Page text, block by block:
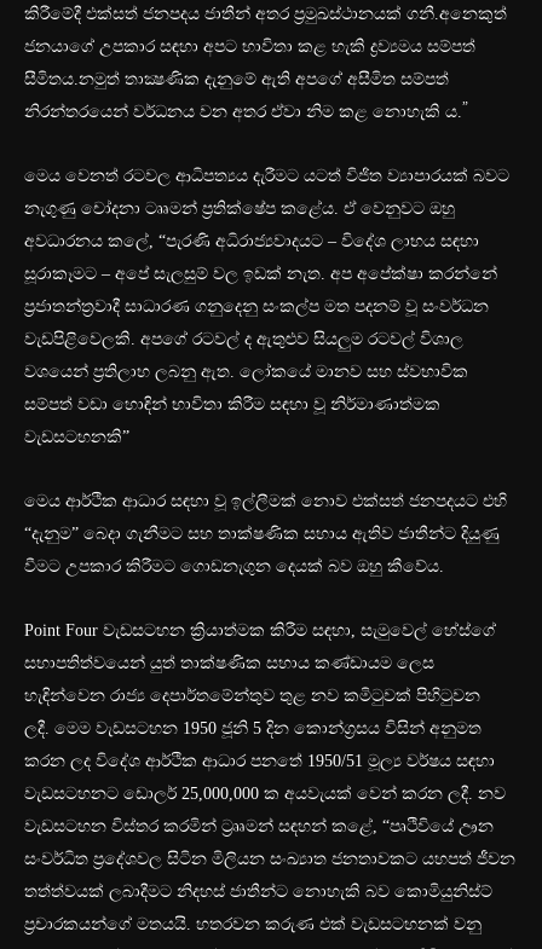
කිරීමේදී එක්සත් ජනපදය ජාතීන් අතර ප්‍රමුඛස්ථානයක් ගනී.අනෙකුත්
ජනයාගේ උපකාර සඳහා අපට භාවිතා කළ හැකි ද්‍රව්‍යමය සම්පත්
සීමිතය.නමුත් තාක්‍ෂණික දැනුමේ ඇති අපගේ අසීමිත සම්පත්
නිරන්තරයෙන් වර්ධනය වන අතර ඒවා නිම කළ නොහැකි ය. ”
මෙය වෙනත් රටවල ආධිපත්‍යය දැරීමට යටත් විජිත ව්‍යාපාරයක් බවට
නැගුණු චෝදනා ටෲමන් ප්‍රතික්ෂේප කළේය. ඒ වෙනුවට ඔහු
අවධාරනය කලේ, “පැරණි අධිරාජ්‍යවාදයට – විදේශ ලාභය සඳහා
සූරාකෑමට – අපේ සැලසුම් වල ඉඩක් නැත. අප අපේක්ෂා කරන්නේ
ප්‍රජාතන්ත්‍රවාදී සාධාරණ ගනුදෙනු සංකල්ප මත පදනම් වූ සංවර්ධන
වැඩපිළිවෙලකි. අපගේ රටවල් ද ඇතුළුව සියලුම රටවල් විශාල
වශයෙන් ප්‍රතිලාභ ලබනු ඇත. ලෝකයේ මානව සහ ස්වභාවික
සම්පත් වඩා හොඳින් භාවිතා කිරීම සඳහා වූ නිර්මාණාත්මක
වැඩසටහනකි”
මෙය ආර්ථික ආධාර සඳහා වූ ඉල්ලීමක් නොව එක්සත් ජනපදයට එහි
“දැනුම” බෙදා ගැනීමට සහ තාක්ෂණික සහාය ඇතිව ජාතීන්ට දියුණු
වීමට උපකාර කිරීමට ගොඩනැගුන දෙයක් බව ඔහු කීවේය.
Point Four වැඩසටහන ක්‍රියාත්මක කිරීම සඳහා, සැමුවෙල් හේස්ගේ
සභාපතිත්වයෙන් යුත් තාක්ෂණික සහාය කණ්ඩායම ලෙස
හැඳින්වෙන රාජ්‍ය දෙපාර්තමේන්තුව තුළ නව කමිටුවක් පිහිටුවන
ලදී. මෙම වැඩසටහන 1950 ජූනි 5 දින කොන්ග්‍රසය විසින් අනුමත
කරන ලද විදේශ ආර්ථික ආධාර පනතේ 1950/51 මූල්‍ය වර්ෂය සඳහා
වැඩසටහනට ඩොලර් 25,000,000 ක අයවැයක් වෙන් කරන ලදී. නව
වැඩසටහන විස්තර කරමින් ට්‍රෲමන් සඳහන් කළේ, “පෘථිවියේ ඌන
සංවර්ධිත ප්‍රදේශවල සිටින මිලියන සංඛ්‍යාත ජනතාවකට යහපත් ජීවන
තත්ත්වයක් ලබාදීමට නිදහස් ජාතීන්ට නොහැකි බව කොමියුනිස්ට්
ප්‍රචාරකයන්ගේ මතයයි. හතරවන කරුණ එක් වැඩසටහනක් වනු